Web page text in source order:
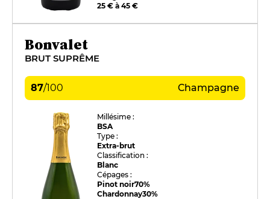
25 € à 45 €
Bonvalet
BRUT SUPRÊME
87/100 Champagne
Millésime :
BSA
Type :
Extra-brut
Classification :
Blanc
Cépages :
Pinot noir70%
Chardonnay30%